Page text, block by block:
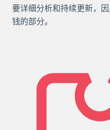
要详细分析和持续更新，
钱的部分。